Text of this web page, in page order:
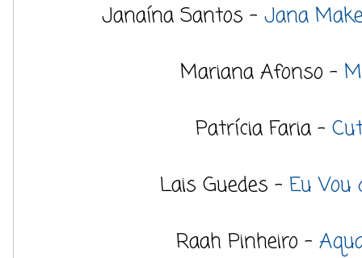
Janaína Santos - Jana
Mariana Afonso -
Patrícia Faria -
Lais Guedes - Eu
Raah Pinheiro -